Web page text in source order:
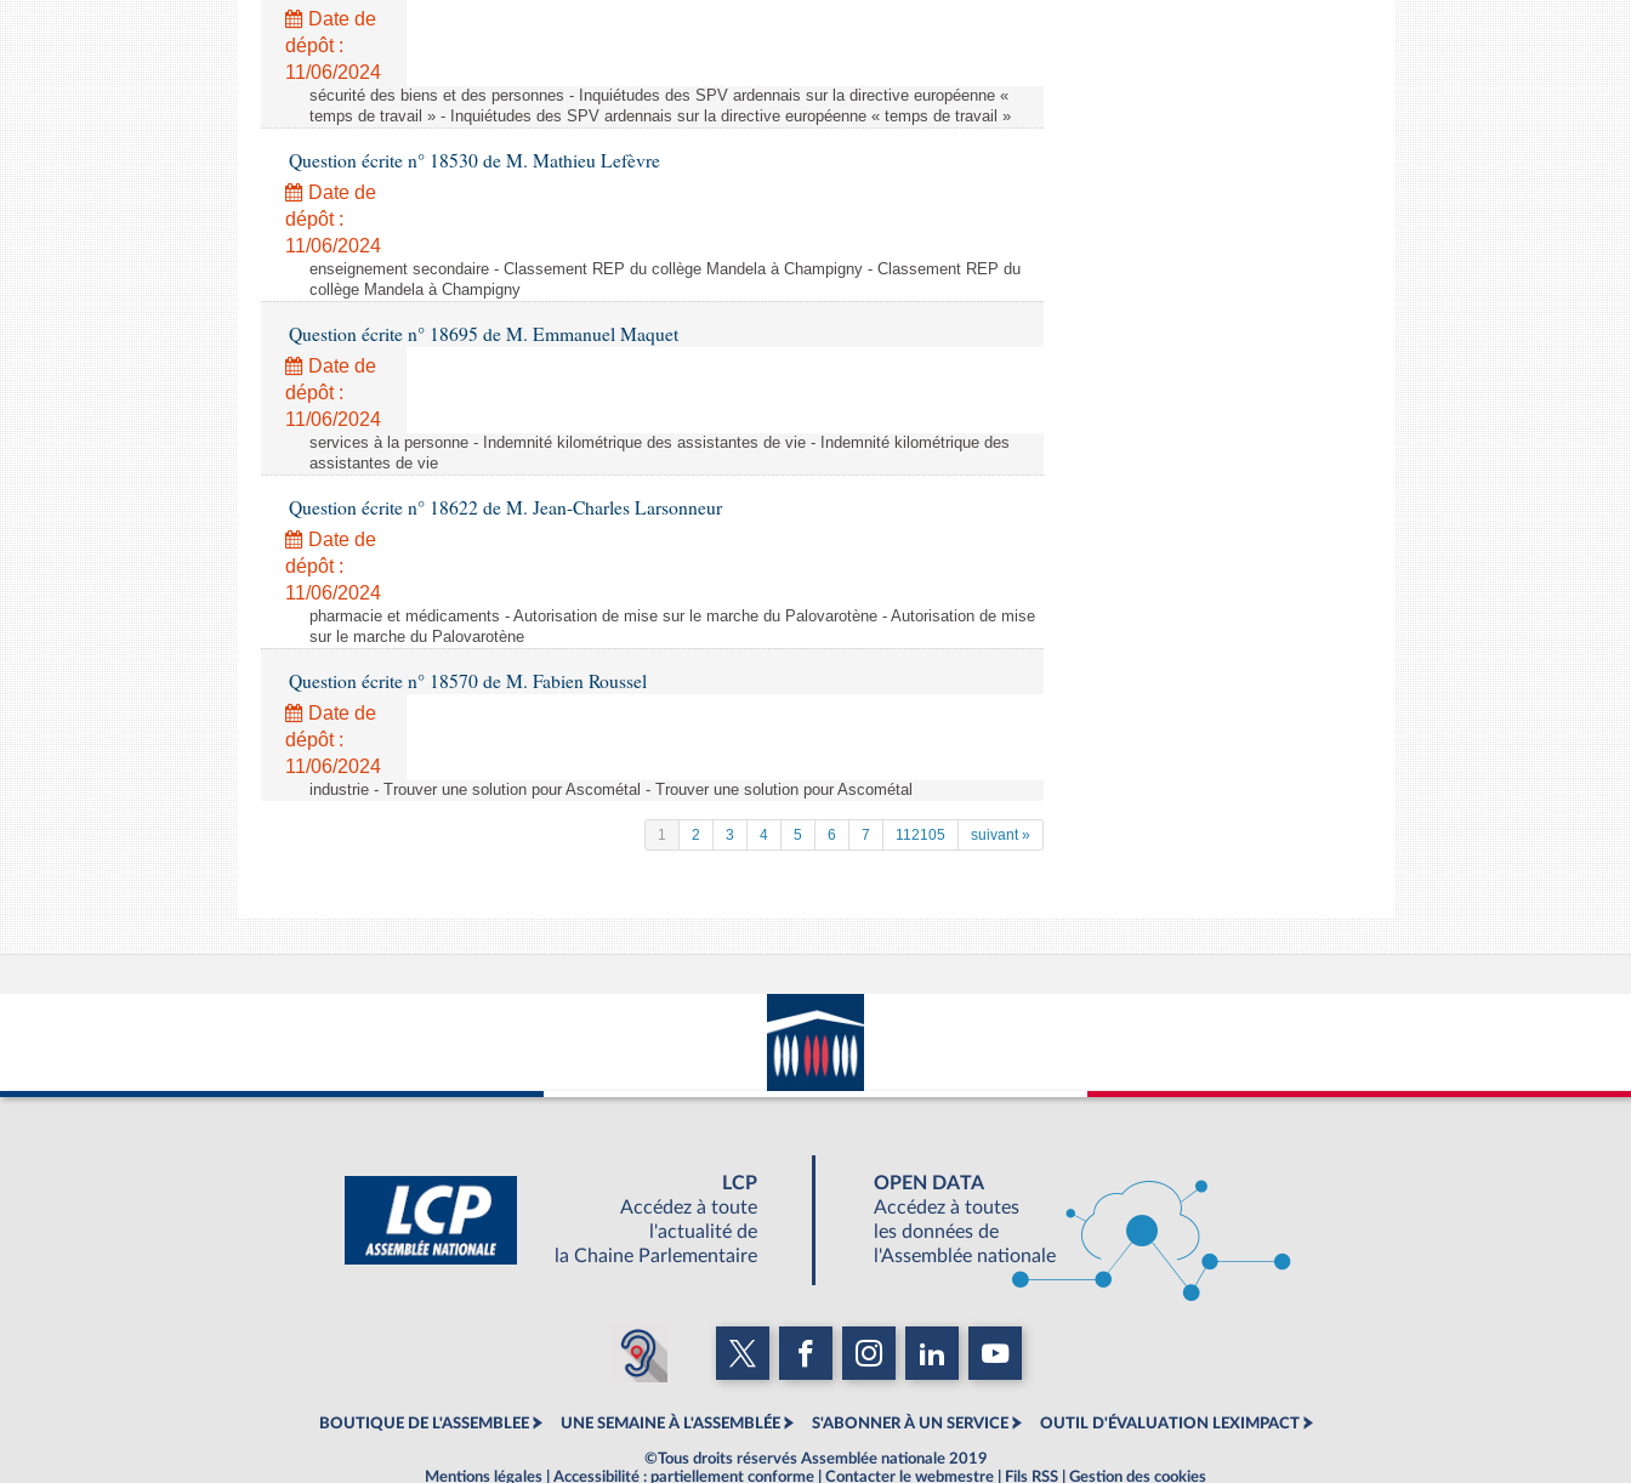
Date de
dépôt :
11/06/2024
sécurité des biens et des personnes - Inquiétudes des SPV ardennais sur la directive européenne «
temps de travail » - Inquiétudes des SPV ardennais sur la directive européenne « temps de travail »
Question écrite n° 18530 de M. Mathieu Lefèvre
Date de
dépôt :
11/06/2024
enseignement secondaire - Classement REP du collège Mandela à Champigny - Classement REP du
collège Mandela à Champigny
Question écrite n° 18695 de M. Emmanuel Maquet
Date de
dépôt :
11/06/2024
services à la personne - Indemnité kilométrique des assistantes de vie - Indemnité kilométrique des
assistantes de vie
Question écrite n° 18622 de M. Jean-Charles Larsonneur
Date de
dépôt :
11/06/2024
pharmacie et médicaments - Autorisation de mise sur le marche du Palovarotène - Autorisation de mise
sur le marche du Palovarotène
Question écrite n° 18570 de M. Fabien Roussel
Date de
dépôt :
11/06/2024
industrie - Trouver une solution pour Ascométal - Trouver une solution pour Ascométal
1 2 3 4 5 6 7 112105 suivant »
LCP
Accédez à toute
l'actualité de
la Chaine Parlementaire
OPEN DATA
Accédez à toutes
les données de
l'Assemblée nationale
BOUTIQUE DE L'ASSEMBLEE UNE SEMAINE À L'ASSEMBLÉE S'ABONNER À UN SERVICE OUTIL D'ÉVALUATION LEXIMPACT
©Tous droits réservés Assemblée nationale 2019
Mentions légales
Accessibilité : partiellement conforme Contacter le webmestre Fils RSS Gestion des cookies